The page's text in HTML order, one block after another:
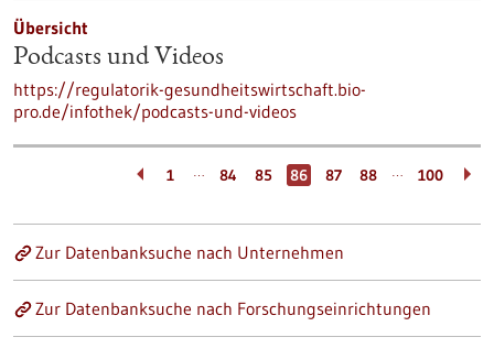
Übersicht
Podcasts und Videos
https://regulatorik-gesundheitswirtschaft.bio-
pro.de/infothek/podcasts-und-videos
1 … 84 85 86 87 88 … 100
Zur Datenbanksuche nach Unternehmen
Zur Datenbanksuche nach Forschungseinrichtungen